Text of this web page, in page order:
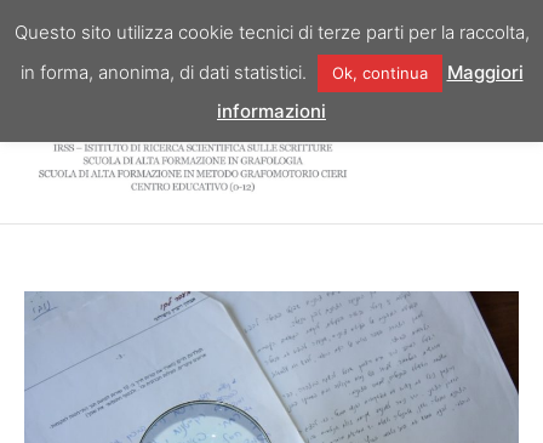
contenuto
Questo sito utilizza cookie tecnici di terze parti per la raccolta,
in forma, anonima, di dati statistici.
Ok, continua
Maggiori
informazioni